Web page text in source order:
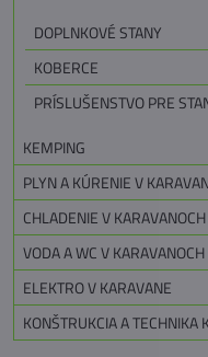
DOPLNKOVÉ STANY
KOBERCE
PRÍSLUŠENSTVO PRE
KEMPING
PLYN A KÚRENIE V
CHLADENIE V KARAVANOCH
VODA A WC V KARAVANOCH
ELEKTRO V KARAVANE
KONŠTRUKCIA A TECHNIKA